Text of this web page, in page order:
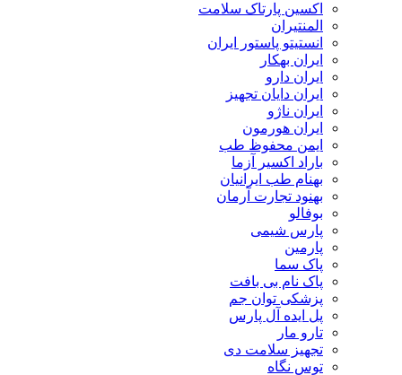
اکسین پارتاک سلامت
المنتیران
انستیتو پاستور ایران
ایران بهکار
ایران دارو
ایران دایان تجهیز
ایران ناژو
ایران هورمون
ایمن محفوظ طب
باراد اکسیر آزما
بهنام طب ایرانیان
بهنود تجارت آرمان
بوفالو
پارس شیمی
پارمین
پاک سما
پاک نام بی بافت
پزشکی توان جم
پل ایده آل پارس
تارو مار
تجهیز سلامت دی
توس نگاه